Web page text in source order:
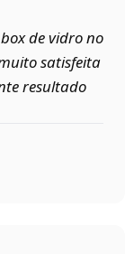
de vidro no
satisfeita
resultado